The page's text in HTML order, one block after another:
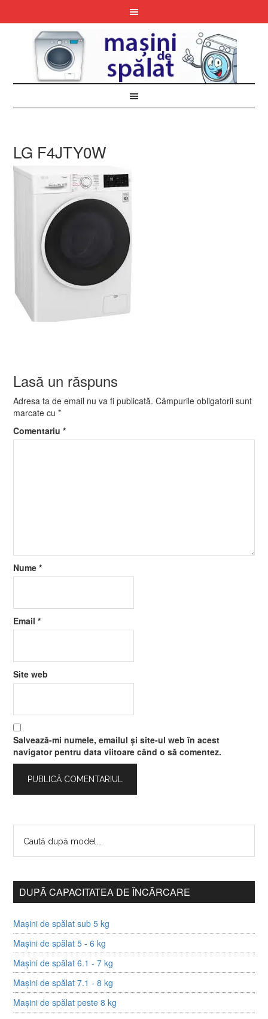
LG F4JTY0W
Lasă un răspuns
Adresa ta de email nu va fi publicată. Câmpurile obligatorii sunt
marcate cu*
Comentariu*
Nume*
Email*
Site web
Salvează-mi numele, emailul și site-ul web în acest
navigator pentru data viitoare când o să comentez.
DUPĂ CAPACITATEA DE ÎNCĂRCARE
Mașini de spălat sub 5 kg
Mașini de spălat 5 - 6 kg
Mașini de spălat 6.1 - 7 kg
Mașini de spălat 7.1 - 8 kg
Mașini de spălat peste 8 kg